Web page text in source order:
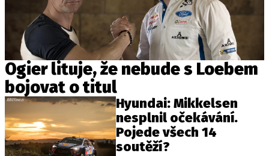
Ogier lituje, že nebude s Loebem
bojovat o titul
Hyundai: Mikkelsen
nesplnil očekávání.
Pojede všech 14
soutěží?